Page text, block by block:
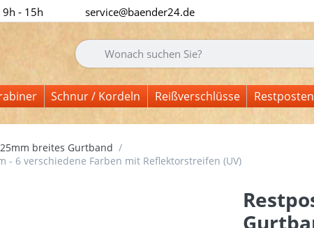
9h - 15h service@baender24.de
Geben Sie einen Suchbegriff ein. Während Sie
Schnur / Kordeln Reißverschlüsse Restposten
25mm breites Gurtband
- 6 verschiedene Farben mit Reflektorstreifen (UV)